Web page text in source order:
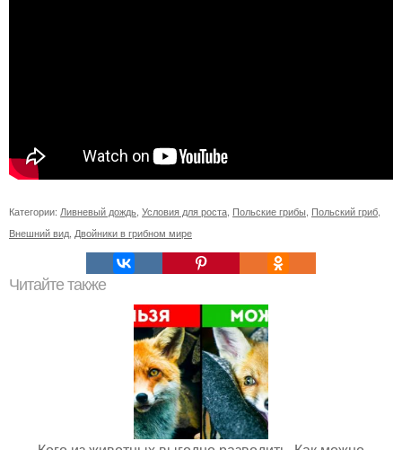
Категории: Ливневый дождь Условия для роста Польские грибы Польский гриб
Внешний вид Двойники в грибном мире
Читайте также